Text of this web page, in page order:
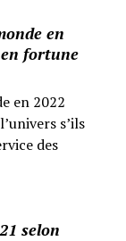
en
fortune
en 2022
s’ils
des
selon